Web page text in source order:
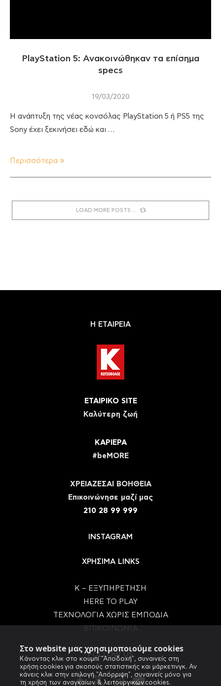
Στο website μας χρησιμοποιούμε cookies
Κάνοντας κλικ στο κουμπί "Αποδοχή", συναινείς στη
χρήση cookies για σκοπούς στατιστικής και μάρκετινγκ. Αν
κάνεις κλικ στην επιλογή "Απόρριψη", συναινείς μόνο για
τη χρήση των αναγκαίων & λειτουργικών cookies.
PlayStation 5: Ανακοινώθηκαν τα επίσημα
specs
19/03/2020
H ανάπτυξη της νέας κονσόλας PlayStation 5 ή PS5 της
Sony έχει ξεκινήσει εδώ και …
Περισσότερα
LOAD MORE POSTS
Η ΕΤΑΙΡΕΙΑ
ΕΤΑΙΡΙΚΟ SITE
Καλύτερη ζωή
ΚΑΡΙΕΡΑ
#beMORE
ΧΡΕΙΑΖΕΣΑΙ ΒΟΗΘΕΙΑ
Eπικοινώνησε μαζί μας
210 28 99 999
INSTAGRAM
ΧΡΗΣΙΜΑ LINKS
Κ – ΕΞΥΠΗΡΕΤΗΣΗ
HERE TO PLAY
ΤΕΧΝΟΛΟΓΙΑ ΧΩΡΙΣ ΕΜΠΟΔΙΑ
FOLLOW US